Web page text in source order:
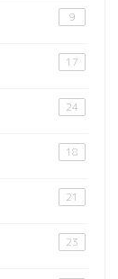
9
17
24
18
21
23